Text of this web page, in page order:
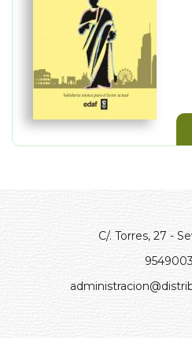
C/. Torres, 27 -